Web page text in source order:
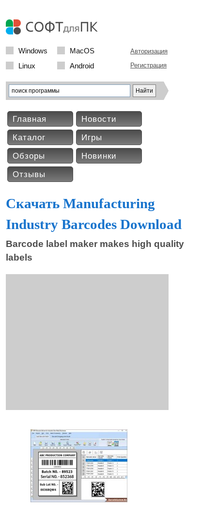
Windows
MacOS
Linux
Android
Авторизация
Регистрация
Главная
Новости
Каталог
Игры
Обзоры
Новинки
Отзывы
Скачать Manufacturing
Industry Barcodes Download
Barcode label maker makes high quality
labels